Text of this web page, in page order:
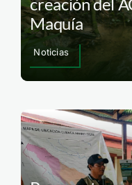
Maquía
Noticias